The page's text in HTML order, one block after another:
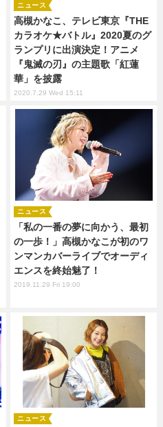
高槻かなこ、テレビ東京『THE
カラオケ★バトル』2020夏のグ
ランプリに出演決定！アニメ
『鬼滅の刃』の主題歌「紅蓮
華」を披露
ニュース
2020.7.29 Wed 15:11
「私の一番の夢に向かう、最初
の一歩！」高槻かなこが初のワ
ンマンカバーライブでオーディ
エンスを終始魅了！
ニュース
2019.11.29 Fri 19:00
ニュース